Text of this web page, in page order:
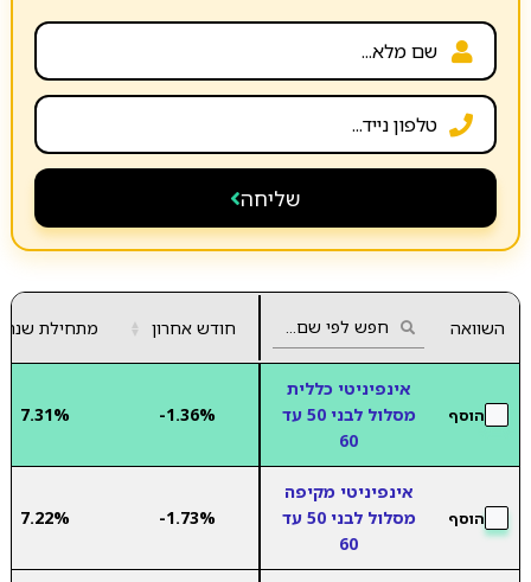
שליחה
השוואה חודש אחרון ▲
▼ מתחילת שנה
הוסף
אינפיניטי כללית
מסלול לבני 50 עד
60
-1.36%
7.31%
הוסף
אינפיניטי מקיפה
מסלול לבני 50 עד
60
-1.73%
7.22%